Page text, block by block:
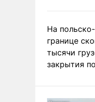
На
границе
тысячи
закрытия